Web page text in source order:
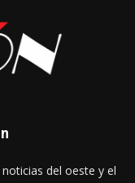
del oeste y el